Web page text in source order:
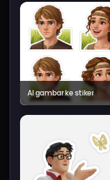
AI gambar ke stiker